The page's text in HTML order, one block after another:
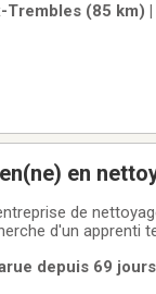
(85 km)
en
de
d'un apprenti
sont:
depuis 69 jours